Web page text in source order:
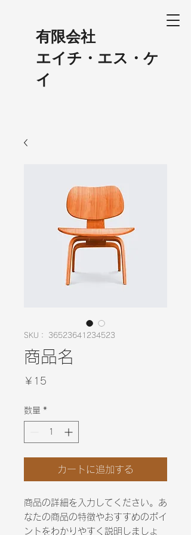
​有限会社
エイチ・エス・ケ
イ
SKU： 36523641234523
商品名
￥15
数量 *
カートに追加する
商品の詳細を入力してください。あ
なたの商品の特徴やおすすめのポイ
ントをわかりやすく説明しましょ